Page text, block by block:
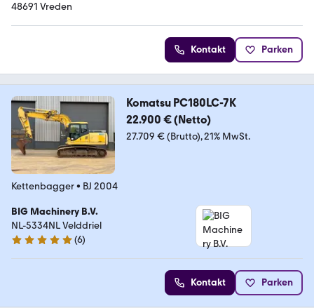
48691 Vreden
Kontakt Parken
Komatsu PC180LC-7K
22.900 € (Netto)
27.709 € (Brutto) 21% MwSt.
Kettenbagger• BJ 2004
BIG Machinery B.V.
NL-5334NL Velddriel
5 Sterne
(6)
Kontakt Parken